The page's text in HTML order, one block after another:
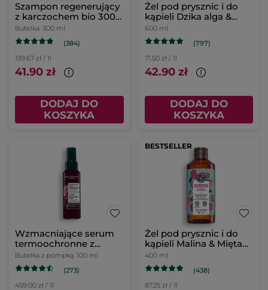
Szampon regenerujący
z karczochem bio 300
ml
Butelka 300 ml
(384)
139.67 zł / 1l
41.90 zł
DODAJ DO
KOSZYKA
Żel pod prysznic i do
kąpieli Dzika alga &
Koper morski
uzupełniacz
600 ml
(797)
71.50 zł / 1l
42.90 zł
DODAJ DO
KOSZYKA
Wzmacniające serum
termoochronne z
karczochem bio 100 ml
Butelka z pompką 100 ml
(273)
459.00 zł / 1l
BESTSELLER
Żel pod prysznic i do
kąpieli Malina & Mięta
400 ml
400 ml
(438)
87.25 zł / 1l